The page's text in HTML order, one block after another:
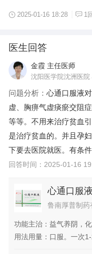
2025-01-16 18:28 1
医生回答
金霞 主任医师
沈阳医学院沈洲医院
问题分析： 心通口服液
虚、胸痹气虚痰瘀交阻
等等。不用来治疗贫血
是治疗贫血的。并且孕
下要去医院就医。有条
回答时间：2025-01-16
心通口服液
鲁南厚普制药
功能主治：益气养阴，化
用法用量：口服。一次